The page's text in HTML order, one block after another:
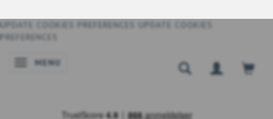
UPDATE COOKIES PREFERENCES
UPDATE COOKIES
PREFERENCES
SKIFTE NAVIGATION
MENU